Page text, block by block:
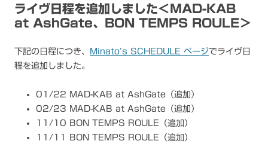
ライヴ日程を追加しました＜MAD-KAB
at AshGate、BON TEMPS ROULE＞
下記の日程につき、 Minato’s SCHEDULE ページでライヴ日
程を追加しました。
01/22 MAD-KAB at AshGate（追加）
02/23 MAD-KAB at AshGate（追加）
11/10 BON TEMPS ROULE（追加）
11/11 BON TEMPS ROULE（追加）